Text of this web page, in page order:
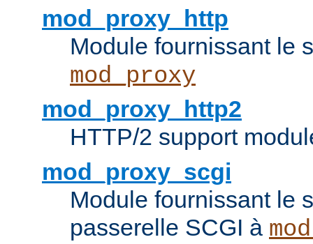
mod_proxy_http
Module fournissant le
mod_proxy
mod_proxy_http2
HTTP/2 support
mod_proxy_scgi
Module fournissant le
passerelle SCGI à